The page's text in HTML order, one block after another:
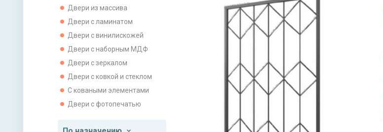
Двери из массива
Двери с ламинатом
Двери с винилискожей
Двери с наборным МДФ
Двери с зеркалом
Двери с ковкой и стеклом
С коваными элементами
Двери с фотопечатью